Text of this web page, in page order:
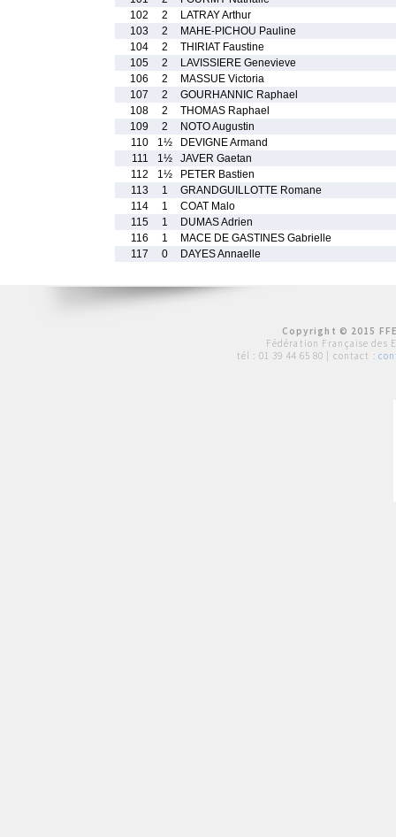
102
2
LATRAY Arthur
103
2
MAHE-PICHOU Pauline
104
2
THIRIAT Faustine
105
2
LAVISSIERE Genevieve
106
2
MASSUE Victoria
107
2
GOURHANNIC Raphael
108
2
THOMAS Raphael
109
2
NOTO Augustin
110
1½
DEVIGNE Armand
111
1½
JAVER Gaetan
112
1½
PETER Bastien
113
1
GRANDGUILLOTTE Romane
114
1
COAT Malo
115
1
DUMAS Adrien
116
1
MACE DE GASTINES Gabrielle
117
0 DAYES Annaelle
Copyright © 2015
Fédération Française des
tél : 01 39 44 65 80 | contact :